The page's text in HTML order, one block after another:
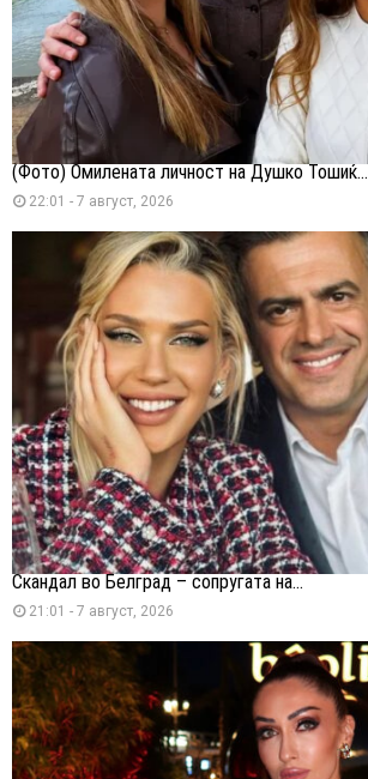
(Фото) Омилената личност на Душко Тошиќ...
22:01 - 7 август, 2026
Скандал во Белград – сопругата на...
21:01 - 7 август, 2026